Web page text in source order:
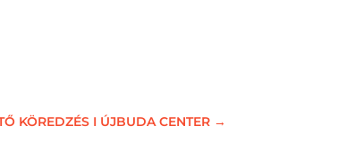
KÖREDZÉS I ÚJBUDA CENTER→